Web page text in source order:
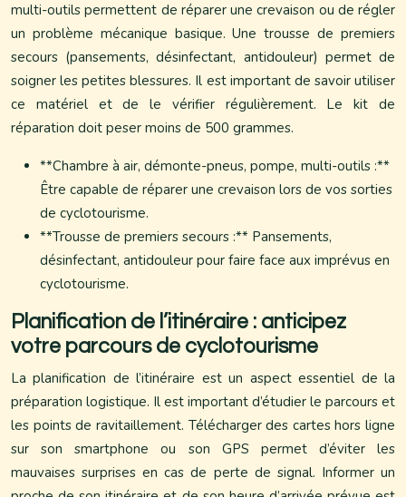
multi-outils permettent de réparer une crevaison ou de régler
un problème mécanique basique. Une trousse de premiers
secours (pansements, désinfectant, antidouleur) permet de
soigner les petites blessures. Il est important de savoir utiliser
ce matériel et de le vérifier régulièrement. Le kit de
réparation doit peser moins de 500 grammes.
**Chambre à air, démonte-pneus, pompe, multi-outils :**
Être capable de réparer une crevaison lors de vos sorties
de cyclotourisme.
**Trousse de premiers secours :** Pansements,
désinfectant, antidouleur pour faire face aux imprévus en
cyclotourisme.
Planification de l’itinéraire : anticipez
votre parcours de cyclotourisme
La planification de l’itinéraire est un aspect essentiel de la
préparation logistique. Il est important d’étudier le parcours et
les points de ravitaillement. Télécharger des cartes hors ligne
sur son smartphone ou son GPS permet d’éviter les
mauvaises surprises en cas de perte de signal. Informer un